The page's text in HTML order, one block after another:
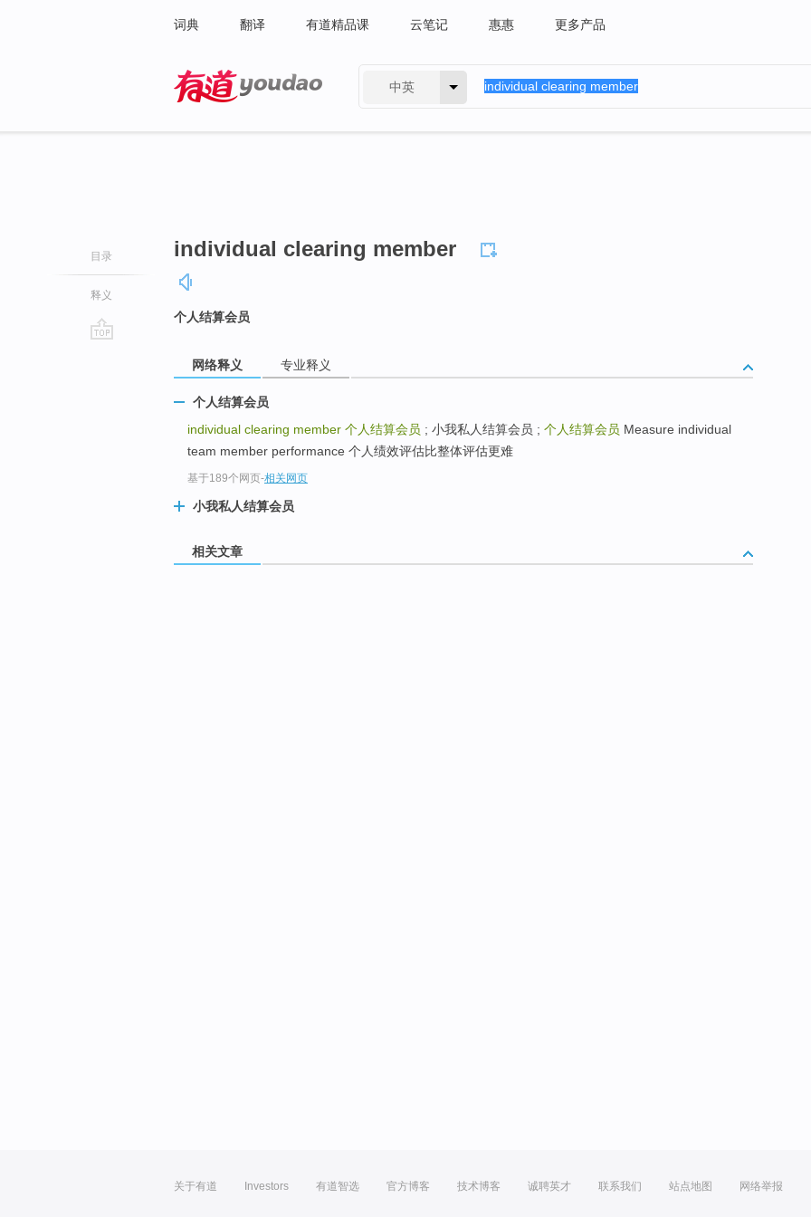
词典 翻译 有道精品课 云笔记 惠惠 更多产品
中英
目录
释义
individual clearing member
个人结算会员
网络释义 专业释义
个人结算会员
individual clearing member 个人结算会员 ; 小我私人结算会员 ; 个人结算会员 Measure individual
team member performance 个人绩效评估比整体评估更难
基于189个网页-相关网页
小我私人结算会员
相关文章
关于有道 Investors 有道智选 官方博客 技术博客 诚聘英才 联系我们 站点地图 网络举报